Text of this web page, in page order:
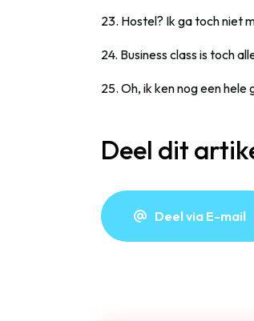
23. Hostel? Ik ga toch niet
24. Business class is toch
25. Oh, ik ken nog een hele
Deel dit
Deel via E-mail